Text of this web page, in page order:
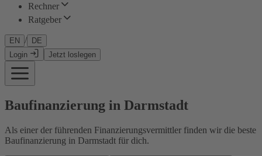
Rechner
Ratgeber
EN /
DE
Login
Jetzt loslegen
Baufinanzierung in Darmstadt
Als einer der führenden Finanzierungsvermittler finden wir die beste
Baufinanzierung in Darmstadt für dich.